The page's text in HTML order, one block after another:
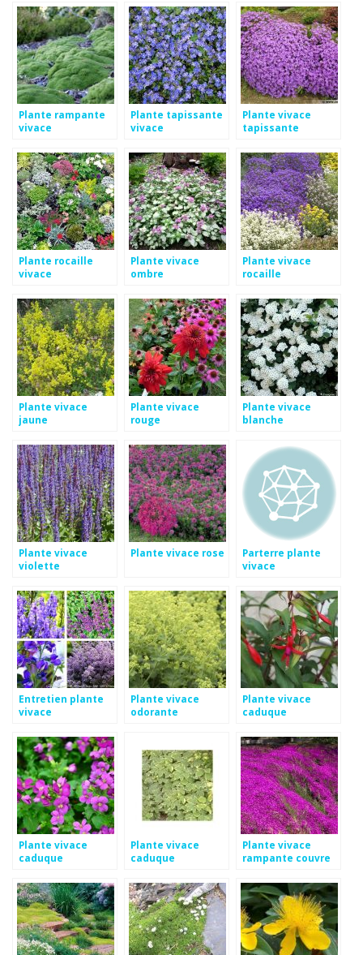
Plante rampante
vivace
Plante tapissante
vivace
Plante vivace
tapissante
Plante rocaille
vivace
Plante vivace
ombre
Plante vivace
rocaille
Plante vivace
jaune
Plante vivace
rouge
Plante vivace
blanche
Plante vivace
violette
Plante vivace rose
Parterre plante
vivace
Entretien plante
vivace
Plante vivace
odorante
Plante vivace
caduque
Plante vivace
caduque
Plante vivace
caduque
Plante vivace
rampante couvre